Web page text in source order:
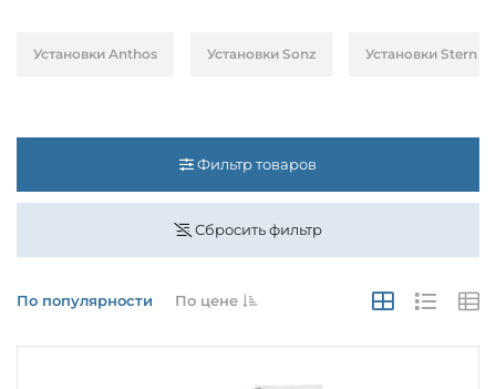
Установки Anthos Установки Sonz Установки Stern
Фильтр товаров
Сбросить фильтр
По популярности По цене